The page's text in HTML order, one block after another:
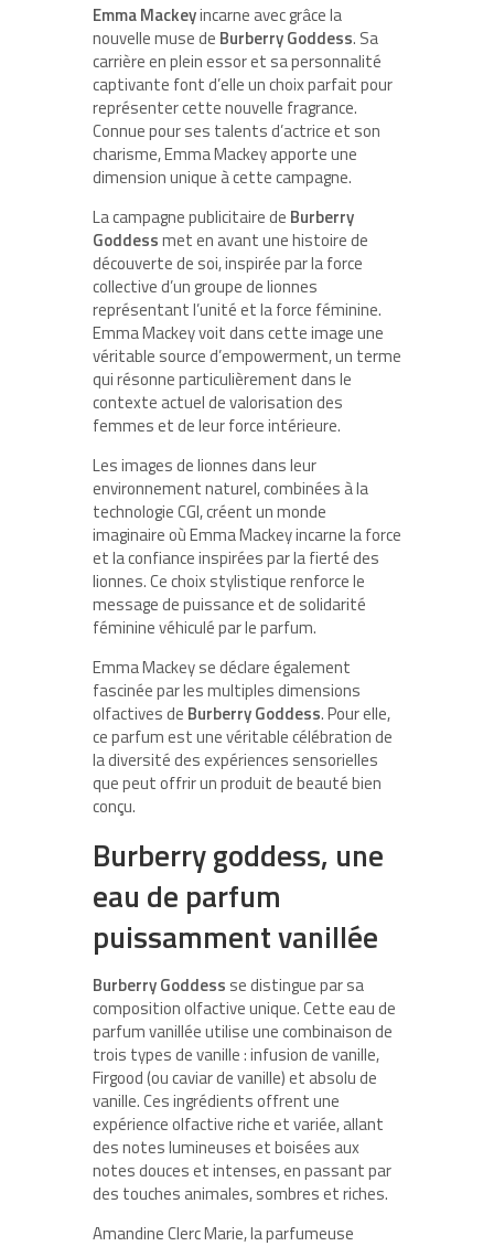
Emma Mackeyincarne avec grâce la
nouvelle muse de Burberry Goddess. Sa
carrière en plein essor et sa personnalité
captivante font d’elle un choix parfait pour
représenter cette nouvelle fragrance.
Connue pour ses talents d’actrice et son
charisme, Emma Mackey apporte une
dimension unique à cette campagne.
La campagne publicitaire de Burberry
Goddessmet en avant une histoire de
découverte de soi, inspirée par la force
collective d’un groupe de lionnes
représentant l’unité et la force féminine.
Emma Mackey voit dans cette image une
véritable source d’empowerment, un terme
qui résonne particulièrement dans le
contexte actuel de valorisation des
femmes et de leur force intérieure.
Les images de lionnes dans leur
environnement naturel, combinées à la
technologie CGI, créent un monde
imaginaire où Emma Mackey incarne la force
et la confiance inspirées par la fierté des
lionnes. Ce choix stylistique renforce le
message de puissance et de solidarité
féminine véhiculé par le parfum.
Emma Mackey se déclare également
fascinée par les multiples dimensions
olfactives de Burberry Goddess. Pour elle,
ce parfum est une véritable célébration de
la diversité des expériences sensorielles
que peut offrir un produit de beauté bien
conçu.
Burberry goddess, une
eau de parfum
puissamment vanillée
Burberry Goddess se distingue par sa
composition olfactive unique. Cette eau de
parfum vanillée utilise une combinaison de
trois types de vanille : infusion de vanille,
Firgood (ou caviar de vanille) et absolu de
vanille. Ces ingrédients offrent une
expérience olfactive riche et variée, allant
des notes lumineuses et boisées aux
notes douces et intenses, en passant par
des touches animales, sombres et riches.
Amandine Clerc Marie, la parfumeuse